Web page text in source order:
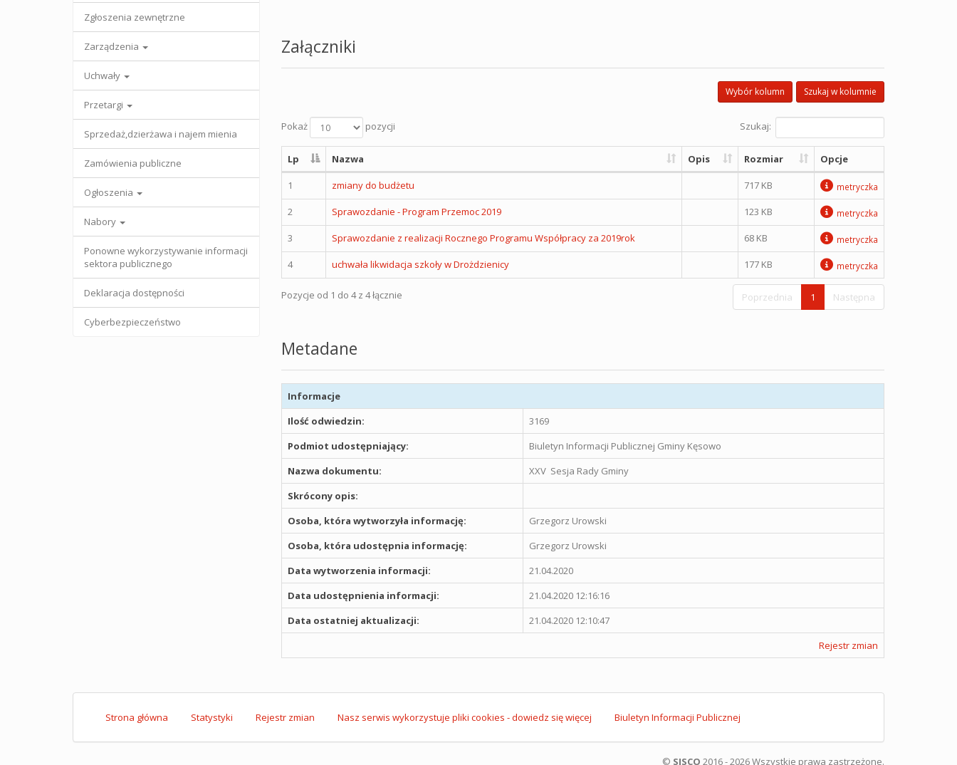
Zgłoszenia zewnętrzne
Zarządzenia
Uchwały
Przetargi
Sprzedaż,dzierżawa i najem mienia
Zamówienia publiczne
Ogłoszenia
Nabory
Ponowne wykorzystywanie informacji
sektora publicznego
Deklaracja dostępności
Cyberbezpieczeństwo
Załączniki
Szukaj w kolumnie
Wybór kolumn
Pokaż pozycji Szukaj:
Lp Nazwa Opis Rozmiar Opcje
1 zmiany do budżetu 717 KB metryczka
2 Sprawozdanie - Program Przemoc 2019 123 KB metryczka
3 Sprawozdanie z realizacji Rocznego Programu Współpracy za 2019rok 68 KB metryczka
4 uchwała likwidacja szkoły w Drożdzienicy 177 KB metryczka
Pozycje od 1 do 4 z 4 łącznie Poprzednia 1 Następna
Metadane
Informacje
Ilość odwiedzin:
3169
Podmiot udostępniający:
Biuletyn Informacji Publicznej Gminy Kęsowo
Nazwa dokumentu:
XXV Sesja Rady Gminy
Skrócony opis:
Osoba, która wytworzyła informację:
Grzegorz Urowski
Osoba, która udostępnia informację:
Grzegorz Urowski
Data wytworzenia informacji:
21.04.2020
Data udostępnienia informacji:
21.04.2020 12:16:16
Data ostatniej aktualizacji:
21.04.2020 12:10:47
Rejestr zmian
Strona główna Statystyki Rejestr zmian Nasz serwis wykorzystuje pliki cookies - dowiedz się więcej Biuletyn Informacji Publicznej
© SISCO 2016 - 2026 Wszystkie prawa zastrzeżone.